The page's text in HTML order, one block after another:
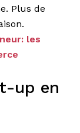
Plus de
les
up en